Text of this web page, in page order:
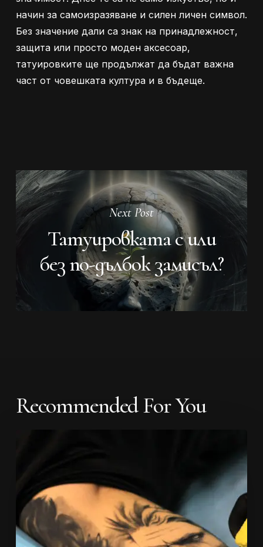
начин за самоизразяване и силен личен символ.
Без значение дали са знак на принадлежност,
защита или просто моден аксесоар,
татуировките ще продължат да бъдат важна
част от човешката култура и в бъдеще.
Next Post
Татуировката с или
без по-дълбок замисъл?
Recommended For You
Истината
болката
и